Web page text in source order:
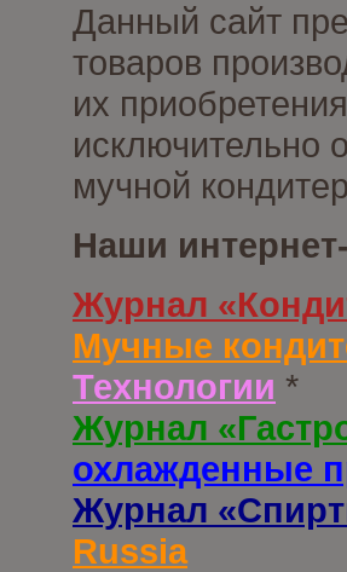
Данный сайт
товаров
их
исключительно
мучной
Наши
Журнал
Мучные
Технологии *
Журнал
охлажденные
Журнал
Russia